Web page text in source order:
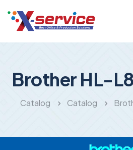
Brother HL-
Catalog Catalog